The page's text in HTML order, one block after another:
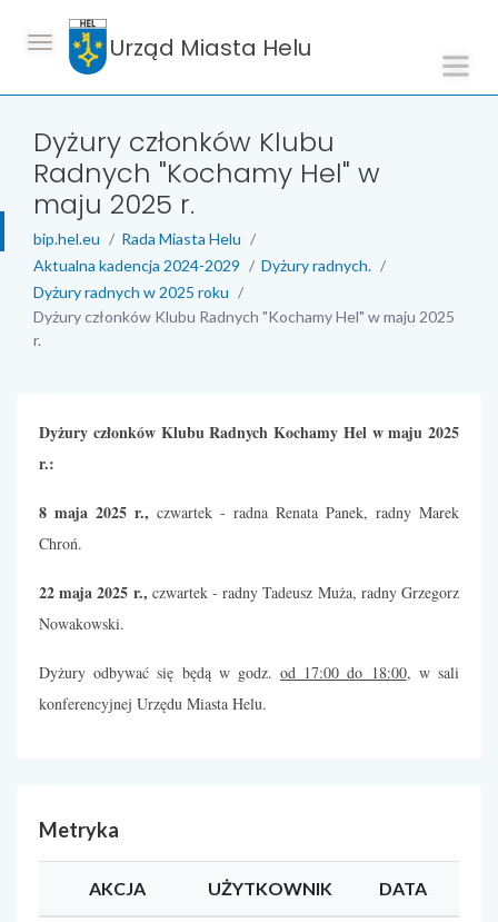
Urząd Miasta Helu
Dyżury członków Klubu
Radnych "Kochamy Hel" w
maju 2025 r.
bip.hel.eu
Rada Miasta Helu
Aktualna kadencja 2024-2029
Dyżury radnych.
Dyżury radnych w 2025 roku
Dyżury członków Klubu Radnych "Kochamy Hel" w maju 2025
r.
Dyżury członków Klubu Radnych Kochamy Hel w maju 2025
r.:
8 maja 2025 r., czwartek - radna Renata Panek, radny Marek
Chroń.
22 maja 2025 r., czwartek - radny Tadeusz Muża, radny Grzegorz
Nowakowski.
Dyżury odbywać się będą w godz.od 17:00 do 18:00, w sali
konferencyjnej Urzędu Miasta Helu.
Metryka
AKCJA UŻYTKOWNIK DATA